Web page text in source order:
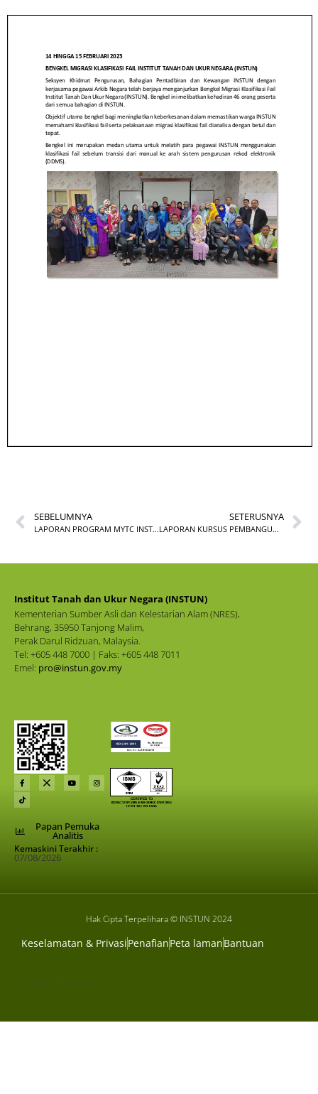
SEBELUMNYA
LAPORAN PROGRAM MYTC INSTUN, PEJABAT PENDIDIKAN DAERAH MUALLIM
SETERUSNYA
LAPORAN KURSUS PEMBANGUNAN CONTENT VIDEO (FILMORA) (TM01/23)
Institut Tanah dan Ukur Negara (INSTUN)
Kementerian Sumber Asli dan Kelestarian Alam (NRES),
Behrang, 35950 Tanjong Malim,
Perak Darul Ridzuan, Malaysia.
Tel: +605 448 7000 | Faks: +605 448 7011
Emel: pro@instun.gov.my
Papan Pemuka
Analitis
Kemaskini Terakhir :
07/08/2026
Hak Cipta Terpelihara © INSTUN 2024
Keselamatan & PrivasiPenafianPeta lamanBantuan